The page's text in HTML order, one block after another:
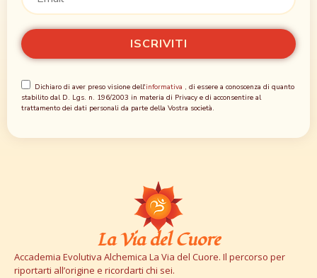
Dichiaro di aver preso visione dell'informativa , di essere a conoscenza di quanto
stabilito dal D. Lgs. n. 196/2003 in materia di Privacy e di acconsentire al
trattamento dei dati personali da parte della Vostra società.
La Via del Cuore
Accademia Evolutiva Alchemica La Via del Cuore. Il percorso per
riportarti all’origine e ricordarti chi sei.